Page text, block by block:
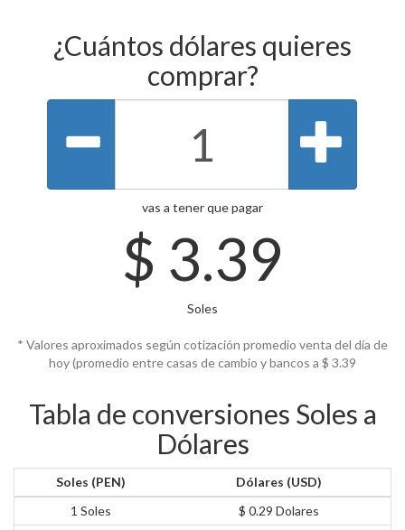
¿Cuántos dólares quieres
comprar?
vas a tener que pagar
$ 3.39
Soles
* Valores aproximados según cotización promedio venta del día de
hoy (promedio entre casas de cambio y bancos a $ 3.39
Tabla de conversiones Soles a
Dólares
Soles (PEN)
Dólares (USD)
1 Soles
$ 0.29 Dolares